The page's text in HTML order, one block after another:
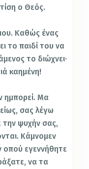
ο Θεός.
Καθώς ένας
το παιδί του να
το διώχνει·
καημένη!
ημπορεί. Μα
σας λέγω
την ψυχήν σας,
Κάμνομεν
οπού εγεννήθητε
να τα